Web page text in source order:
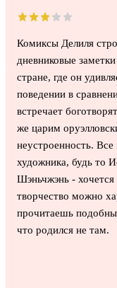
Комиксы Делиля
дневниковые
стране, где он
поведении в
встречает
же царим
неустроенность. Все
художника, будь то
Шэньчжэнь -
творчество можно
прочитаешь
что родился не там.